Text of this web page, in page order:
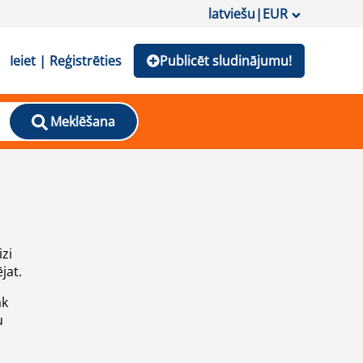
latviešu|EUR
Ieiet | Reģistrēties Publicēt sludinājumu!
Meklēšana